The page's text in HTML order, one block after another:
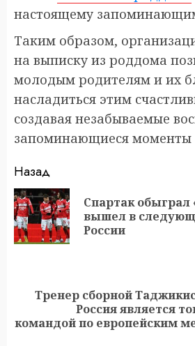
настоящему
Таким образом,
на выписку из роддома
молодым родителям и их
насладиться этим
создавая незабываемые
запоминающиеся моменты
Продолжить
чтение
Назад
Спартак обыграл
вышел в
России
Следующая
запись:
Тренер сборной
Россия является
командой по европейским